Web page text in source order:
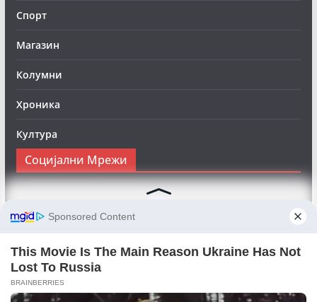
Спорт
Магазин
Колумни
Хроника
Култура
Социјални Мрежи
Следете нè на Фејсбук за да сте во тек со најновите